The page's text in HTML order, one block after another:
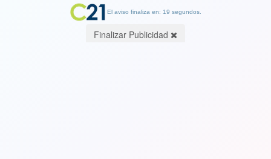
El aviso finaliza en: 19 segundos.
Finalizar Publicidad